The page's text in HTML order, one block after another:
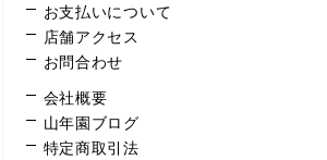
お支払いについて
店舗アクセス
お問合わせ
会社概要
山年園ブログ
特定商取引法